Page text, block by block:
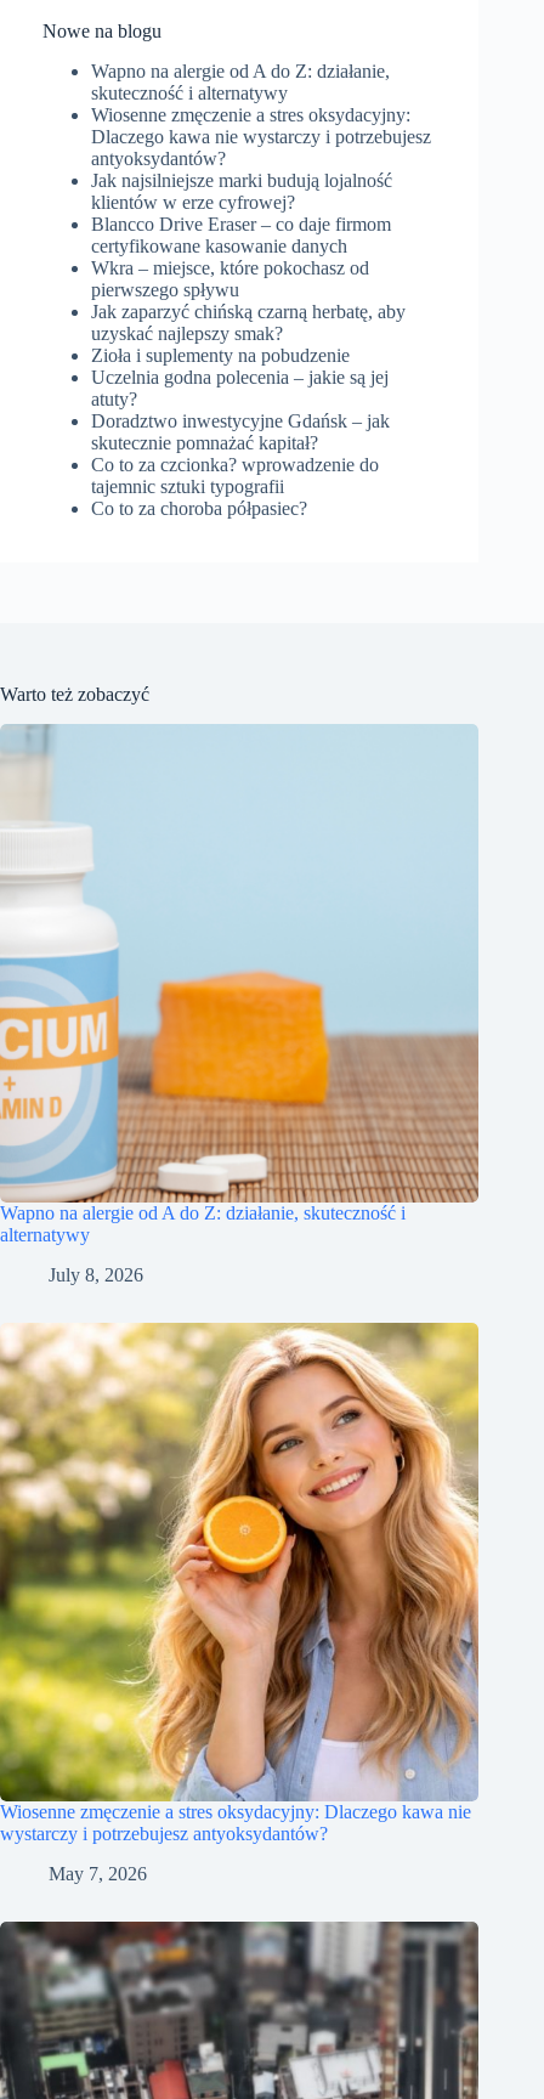
Nowe na blogu
Wapno na alergie od A do Z: działanie,
skuteczność i alternatywy
Wiosenne zmęczenie a stres oksydacyjny:
Dlaczego kawa nie wystarczy i potrzebujesz
antyoksydantów?
Jak najsilniejsze marki budują lojalność
klientów w erze cyfrowej?
Blancco Drive Eraser – co daje firmom
certyfikowane kasowanie danych
Wkra – miejsce, które pokochasz od
pierwszego spływu
Jak zaparzyć chińską czarną herbatę, aby
uzyskać najlepszy smak?
Zioła i suplementy na pobudzenie
Uczelnia godna polecenia – jakie są jej
atuty?
Doradztwo inwestycyjne Gdańsk – jak
skutecznie pomnażać kapitał?
Co to za czcionka? wprowadzenie do
tajemnic sztuki typografii
Co to za choroba półpasiec?
Warto też zobaczyć
Wapno na alergie od A do Z: działanie, skuteczność i
alternatywy
July 8, 2026
Wiosenne zmęczenie a stres oksydacyjny: Dlaczego kawa nie
wystarczy i potrzebujesz antyoksydantów?
May 7, 2026